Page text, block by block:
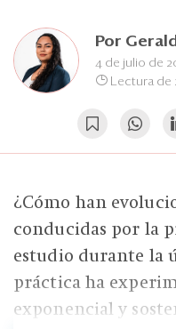
Por
4 de julio de
Lectura de
¿Cómo han
conducidas por la
estudio durante la
práctica ha
exponencial y